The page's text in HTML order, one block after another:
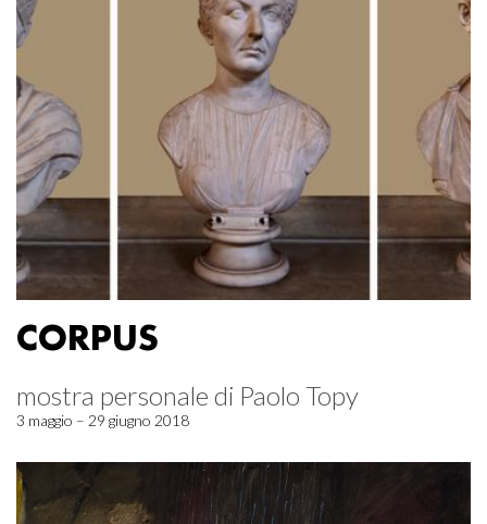
CORPUS
mostra personale di Paolo Topy
3 maggio – 29 giugno 2018